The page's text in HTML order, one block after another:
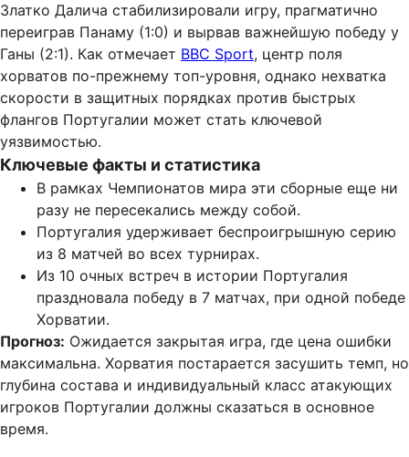
Златко Далича стабилизировали игру, прагматично
переиграв Панаму (1:0) и вырвав важнейшую победу у
Ганы (2:1). Как отмечает BBC Sport, центр поля
хорватов по-прежнему топ-уровня, однако нехватка
скорости в защитных порядках против быстрых
флангов Португалии может стать ключевой
уязвимостью.
Ключевые факты и статистика
В рамках Чемпионатов мира эти сборные еще ни
разу не пересекались между собой.
Португалия удерживает беспроигрышную серию
из 8 матчей во всех турнирах.
Из 10 очных встреч в истории Португалия
праздновала победу в 7 матчах, при одной победе
Хорватии.
Прогноз: Ожидается закрытая игра, где цена ошибки
максимальна. Хорватия постарается засушить темп, но
глубина состава и индивидуальный класс атакующих
игроков Португалии должны сказаться в основное
время.